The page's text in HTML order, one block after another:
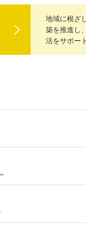
地域に根ざ
築を推進し
活をサポー